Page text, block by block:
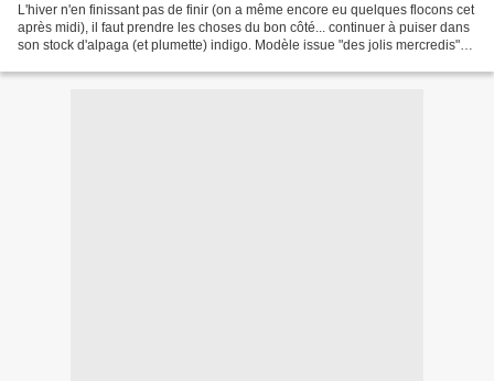
L'hiver n'en finissant pas de finir (on a même encore eu quelques flocons cet
après midi), il faut prendre les choses du bon côté... continuer à puiser dans
son stock d'alpaga (et plumette) indigo. Modèle issue "des jolis mercredis"